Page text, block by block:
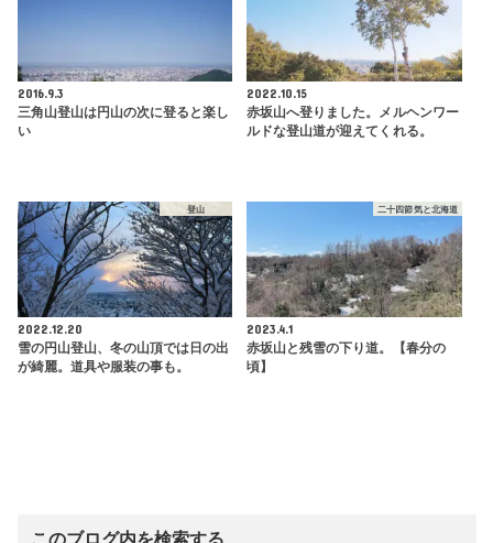
2016.9.3
三角山登山は円山の次に登ると楽し
い
2022.10.15
赤坂山へ登りました。メルヘンワー
ルドな登山道が迎えてくれる。
登山
2022.12.20
雪の円山登山、冬の山頂では日の出
が綺麗。道具や服装の事も。
二十四節気と北海道
2023.4.1
赤坂山と残雪の下り道。【春分の
頃】